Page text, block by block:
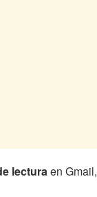
lecturaen Gmail,